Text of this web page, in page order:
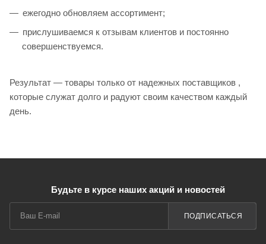
ежегодно обновляем ассортимент;
прислушиваемся к отзывам клиентов и постоянно
совершенствуемся.
Результат — товары только от надежных поставщиков ,
которые служат долго и радуют своим качеством каждый
день.
Будьте в курсе наших акций и новостей
ПОДПИСАТЬСЯ